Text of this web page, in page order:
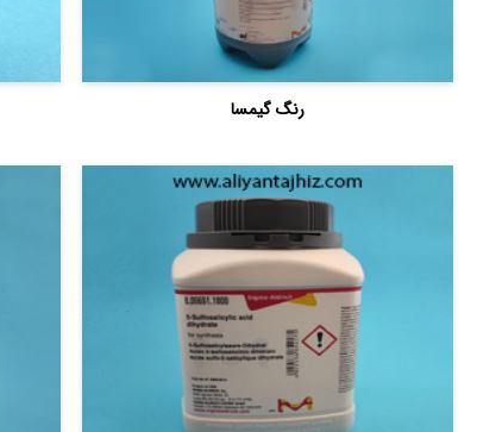
رنگ گیمسا